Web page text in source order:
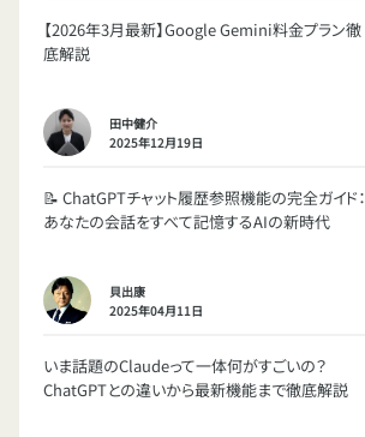
【2026年3月最新】Google Gemini料金プラン徹
底解説
田中健介
2025年12月19日
📝 ChatGPTチャット履歴参照機能の完全ガイド：
あなたの会話をすべて記憶するAIの新時代
貝出康
2025年04月11日
いま話題のClaudeって一体何がすごいの？
ChatGPTとの違いから最新機能まで徹底解説